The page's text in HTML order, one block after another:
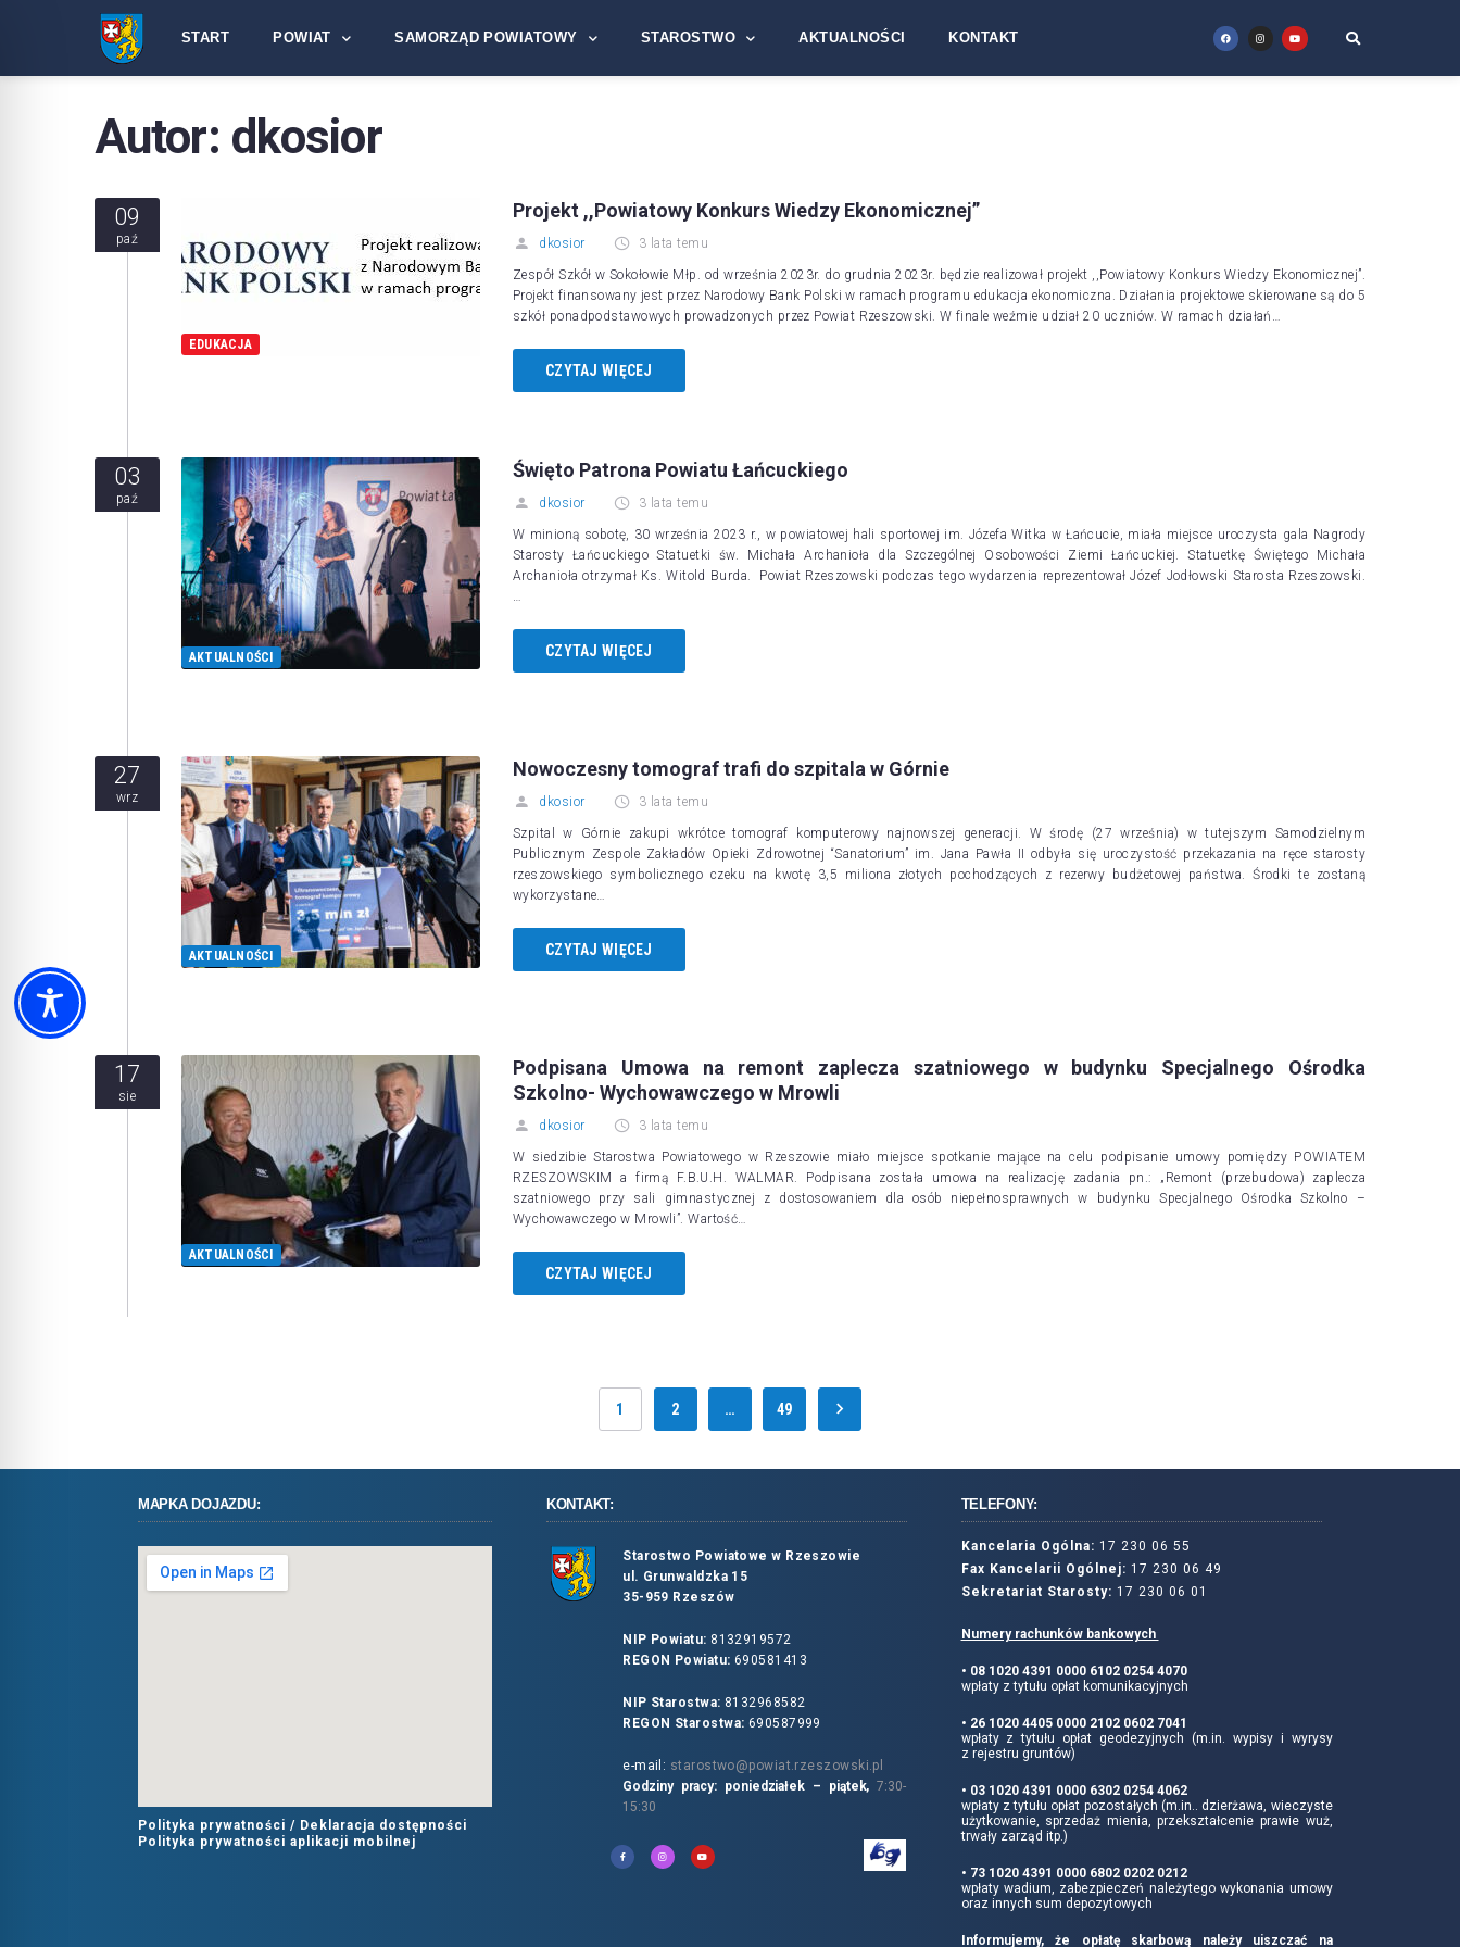
START POWIAT SAMORZĄD POWIATOWY STAROSTWO AKTUALNOŚCI KONTAKT
Autor: dkosior
09
paź
EDUKACJA
Projekt ,,Powiatowy Konkurs Wiedzy Ekonomicznej”
dkosior 3 lata temu
Zespół Szkół w Sokołowie Młp. od września 2023r. do grudnia 2023r. będzie realizował projekt ,,Powiatowy Konkurs Wiedzy Ekonomicznej”.
Projekt finansowany jest przez Narodowy Bank Polski w ramach programu edukacja ekonomiczna. Działania projektowe skierowane są do 5
szkół ponadpodstawowych prowadzonych przez Powiat Rzeszowski. W finale weźmie udział 20 uczniów. W ramach działań…
CZYTAJ WIĘCEJ
03
paź
AKTUALNOŚCI
Święto Patrona Powiatu Łańcuckiego
dkosior 3 lata temu
W minioną sobotę, 30 września 2023 r., w powiatowej hali sportowej im. Józefa Witka w Łańcucie, miała miejsce uroczysta gala Nagrody
Starosty Łańcuckiego Statuetki św. Michała Archanioła dla Szczególnej Osobowości Ziemi Łańcuckiej. Statuetkę Świętego Michała
Archanioła otrzymał Ks. Witold Burda. Powiat Rzeszowski podczas tego wydarzenia reprezentował Józef Jodłowski Starosta Rzeszowski.
…
CZYTAJ WIĘCEJ
27
wrz
AKTUALNOŚCI
Nowoczesny tomograf trafi do szpitala w Górnie
dkosior 3 lata temu
Szpital w Górnie zakupi wkrótce tomograf komputerowy najnowszej generacji. W środę (27 września) w tutejszym Samodzielnym
Publicznym Zespole Zakładów Opieki Zdrowotnej “Sanatorium” im. Jana Pawła II odbyła się uroczystość przekazania na ręce starosty
rzeszowskiego symbolicznego czeku na kwotę 3,5 miliona złotych pochodzących z rezerwy budżetowej państwa. Środki te zostaną
wykorzystane…
CZYTAJ WIĘCEJ
17
sie
AKTUALNOŚCI
Podpisana Umowa na remont zaplecza szatniowego w budynku Specjalnego Ośrodka
Szkolno- Wychowawczego w Mrowli
dkosior 3 lata temu
W siedzibie Starostwa Powiatowego w Rzeszowie miało miejsce spotkanie mające na celu podpisanie umowy pomiędzy POWIATEM
RZESZOWSKIM a firmą F.B.U.H. WALMAR. Podpisana została umowa na realizację zadania pn.: „Remont (przebudowa) zaplecza
szatniowego przy sali gimnastycznej z dostosowaniem dla osób niepełnosprawnych w budynku Specjalnego Ośrodka Szkolno –
Wychowawczego w Mrowli”. Wartość…
CZYTAJ WIĘCEJ
1 2 … 49
MAPKA DOJAZDU:
Polityka prywatności / Deklaracja dostępności
Polityka prywatności aplikacji mobilnej
KONTAKT:
Starostwo Powiatowe w Rzeszowie
ul. Grunwaldzka 15
35-959 Rzeszów
NIP Powiatu: 8132919572
REGON Powiatu: 690581413
NIP Starostwa: 8132968582
REGON Starostwa: 690587999
e-mail: starostwo@powiat.rzeszowski.pl
Godziny pracy: poniedziałek – piątek,7:30-
15:30
TELEFONY:
Kancelaria Ogólna: 17 230 06 55
Fax Kancelarii Ogólnej: 17 230 06 49
Sekretariat Starosty: 17 230 06 01
Numery rachunków bankowych
• 08 1020 4391 0000 6102 0254 4070
wpłaty z tytułu opłat komunikacyjnych
• 26 1020 4405 0000 2102 0602 7041
wpłaty z tytułu opłat geodezyjnych (m.in. wypisy i wyrysy
z rejestru gruntów)
• 03 1020 4391 0000 6302 0254 4062
wpłaty z tytułu opłat pozostałych (m.in.. dzierżawa, wieczyste
użytkowanie, sprzedaż mienia, przekształcenie prawie wuż,
trwały zarząd itp.)
• 73 1020 4391 0000 6802 0202 0212
wpłaty wadium, zabezpieczeń należytego wykonania umowy
oraz innych sum depozytowych
Informujemy, że opłatę skarbową należy uiszczać na